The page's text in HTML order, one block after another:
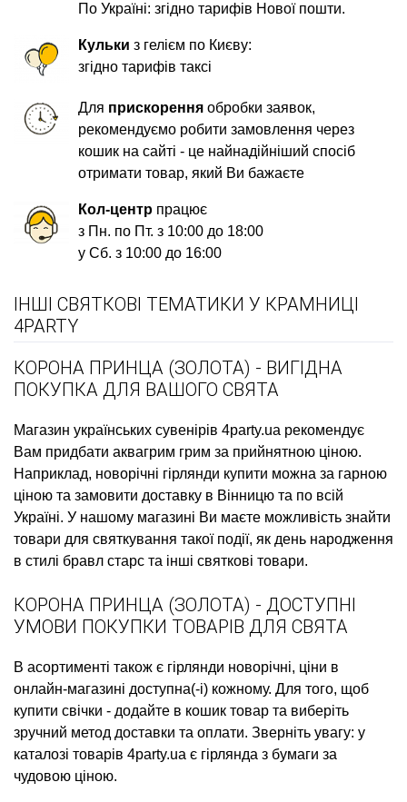
По Україні: згідно тарифів Нової пошти.
Кульки з гелієм по Києву:
згідно тарифів таксі
Для прискорення обробки заявок,
рекомендуємо робити замовлення через
кошик на сайті - це найнадійніший спосіб
отримати товар, який Ви бажаєте
Кол-центр працює
з Пн. по Пт. з 10:00 до 18:00
у Сб. з 10:00 до 16:00
ІНШІ СВЯТКОВІ ТЕМАТИКИ У КРАМНИЦІ
4PARTY
КОРОНА ПРИНЦА (ЗОЛОТА) - ВИГІДНА
ПОКУПКА ДЛЯ ВАШОГО СВЯТА
Магазин українських сувенірів 4party.ua рекомендує
Вам придбати аквагрим грим за прийнятною ціною.
Наприклад, новорічні гірлянди купити можна за гарною
ціною та замовити доставку в Вінницю та по всій
Україні. У нашому магазині Ви маєте можливість знайти
товари для святкування такої події, як день народження
в стилі бравл старс та інші святкові товари.
КОРОНА ПРИНЦА (ЗОЛОТА) - ДОСТУПНІ
УМОВИ ПОКУПКИ ТОВАРІВ ДЛЯ СВЯТА
В асортименті також є гірлянди новорічні, ціни в
онлайн-магазині доступна(-і) кожному. Для того, щоб
купити свічки - додайте в кошик товар та виберіть
зручний метод доставки та оплати. Зверніть увагу: у
каталозі товарів 4party.ua є гірлянда з бумаги за
чудовою ціною.